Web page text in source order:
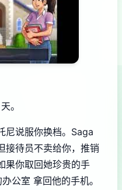
。
尼说服你换档。Saga
接待员不卖给你，推销
果你取回她珍贵的手
公室 拿回他的手机。